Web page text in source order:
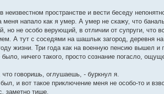
неизвестном пространстве и вести беседу
меня напало как я умер. А умер не скажу, что
но не особо верующий, в отличии от супруги,
А тут с соседями на шашлык загород, деревня
жизни. Три года как на военную пенсию вышел и
ничего такого, просто сознание погасло,
говоришь, оглушаешь, - буркнул я.
и вот такое приключение меня не особо-то и
заметно тише.